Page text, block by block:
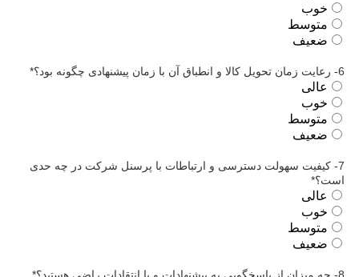
خوب
متوسط
ضعیف
6- رعایت زمان تحویل کالا و انطباق آن با زمان پیشنهادی چگونه بود؟ *
عالی
خوب
متوسط
ضعیف
7- کیفیت سهولت دسترسی و ارتباطات با پرسنل شرکت در چه حدی
است؟*
عالی
خوب
متوسط
ضعیف